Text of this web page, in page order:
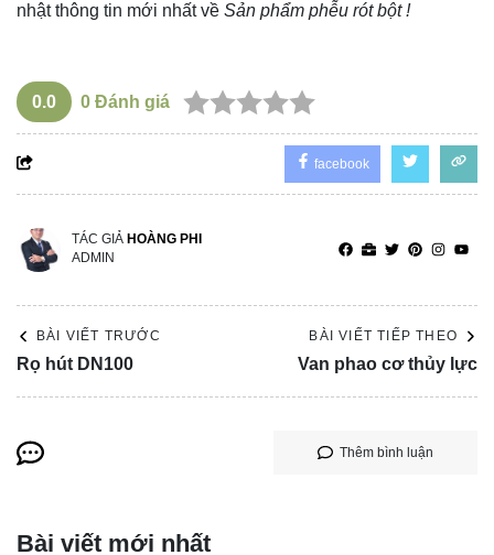
nhật thông tin mới nhất về Sản phẩm phễu rót bột !
0.0 0 Đánh giá
facebook
TÁC GIẢ HOÀNG PHI
ADMIN
BÀI VIẾT TRƯỚC
Rọ hút DN100
BÀI VIẾT TIẾP THEO
Van phao cơ thủy lực
Thêm bình luận
Bài viết mới nhất